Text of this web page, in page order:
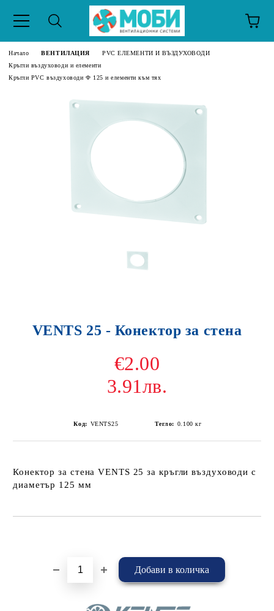
Начало ВЕНТИЛАЦИЯ
PVC ЕЛЕМЕНТИ И ВЪЗДУХОВОДИ
Кръгли въздуховоди и елементи
Кръгли PVC въздуховоди Ф 125 и елементи към тях
VENTS 25 - Конектор за стена
€2.00
3.91лв.
Код: VENTS25 Тегло: 0.100 кг
Конектор за стена VENTS 25 за кръгли въздуховоди с
диаметър 125 мм